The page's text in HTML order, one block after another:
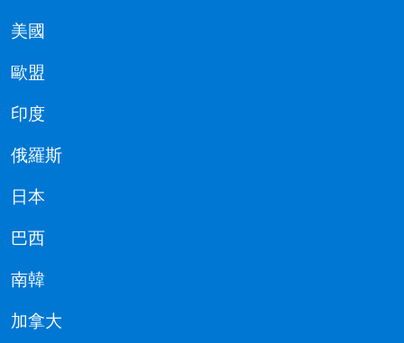
美國
歐盟
印度
俄羅斯
日本
巴西
南韓
加拿大